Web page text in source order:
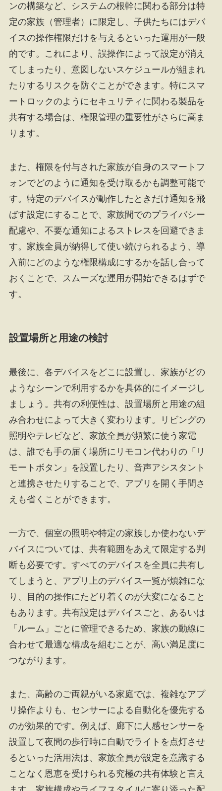
ンの構築など、システムの根幹に関わる部分は特
定の家族（管理者）に限定し、子供たちにはデバ
イスの操作権限だけを与えるといった運用が一般
的です。これにより、誤操作によって設定が消え
てしまったり、意図しないスケジュールが組まれ
たりするリスクを防ぐことができます。特にスマ
ートロックのようにセキュリティに関わる製品を
共有する場合は、権限管理の重要性がさらに高ま
ります。
また、権限を付与された家族が自身のスマートフ
ォンでどのように通知を受け取るかも調整可能で
す。特定のデバイスが動作したときだけ通知を飛
ばす設定にすることで、家族間でのプライバシー
配慮や、不要な通知によるストレスを回避できま
す。家族全員が納得して使い続けられるよう、導
入前にどのような権限構成にするかを話し合って
おくことで、スムーズな運用が開始できるはずで
す。
設置場所と用途の検討
最後に、各デバイスをどこに設置し、家族がどの
ようなシーンで利用するかを具体的にイメージし
ましょう。共有の利便性は、設置場所と用途の組
み合わせによって大きく変わります。リビングの
照明やテレビなど、家族全員が頻繁に使う家電
は、誰でも手の届く場所にリモコン代わりの「リ
モートボタン」を設置したり、音声アシスタント
と連携させたりすることで、アプリを開く手間さ
えも省くことができます。
一方で、個室の照明や特定の家族しか使わないデ
バイスについては、共有範囲をあえて限定する判
断も必要です。すべてのデバイスを全員に共有し
てしまうと、アプリ上のデバイス一覧が煩雑にな
り、目的の操作にたどり着くのが大変になること
もあります。共有設定はデバイスごと、あるいは
「ルーム」ごとに管理できるため、家族の動線に
合わせて最適な構成を組むことが、高い満足度に
つながります。
また、高齢のご両親がいる家庭では、複雑なアプ
リ操作よりも、センサーによる自動化を優先する
のが効果的です。例えば、廊下に人感センサーを
設置して夜間の歩行時に自動でライトを点灯させ
るといった活用法は、家族全員が設定を意識する
ことなく恩恵を受けられる究極の共有体験と言え